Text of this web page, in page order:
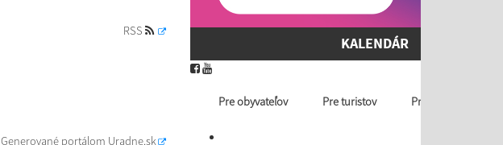
RSS
Generované portálom Uradne.sk
KALENDÁR
Pre obyvateľov Pre turistov Profil ver.